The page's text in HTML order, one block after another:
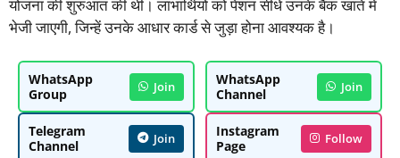
योजना की शुरुआत की थी। लाभार्थियों को पेंशन सीधे उनके बैंक खाते में
भेजी जाएगी, जिन्हें उनके आधार कार्ड से जुड़ा होना आवश्यक है।
WhatsApp
Group
Join
WhatsApp
Channel
Join
Telegram
Channel
Join
Instagram
Page
Follow